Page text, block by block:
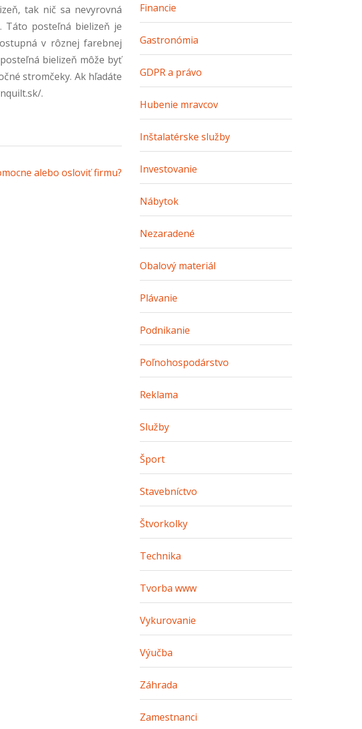
tak nič sa nevyrovná
Táto posteľná bielizeň je
v rôznej farebnej
bielizeň môže byť
stromčeky. Ak hľadáte
.
alebo osloviť firmu?
Financie
Gastronómia
GDPR a právo
Hubenie mravcov
Inštalatérske služby
Investovanie
Nábytok
Nezaradené
Obalový materiál
Plávanie
Podnikanie
Poľnohospodárstvo
Reklama
Služby
Šport
Stavebníctvo
Štvorkolky
Technika
Tvorba www
Vykurovanie
Výučba
Záhrada
Zamestnanci